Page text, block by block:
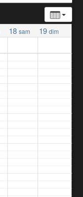
18 sam 19 dim